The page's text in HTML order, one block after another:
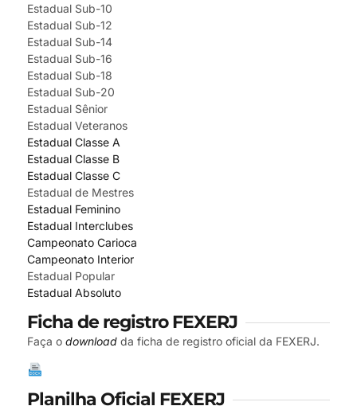
Estadual Sub-10
Estadual Sub-12
Estadual Sub-14
Estadual Sub-16
Estadual Sub-18
Estadual Sub-20
Estadual Sênior
Estadual Veteranos
Estadual Classe A
Estadual Classe B
Estadual Classe C
Estadual de Mestres
Estadual Feminino
Estadual Interclubes
Campeonato Carioca
Campeonato Interior
Estadual Popular
Estadual Absoluto
Ficha de registro FEXERJ
Faça o download da ficha de registro oficial da FEXERJ.
Planilha Oficial FEXERJ